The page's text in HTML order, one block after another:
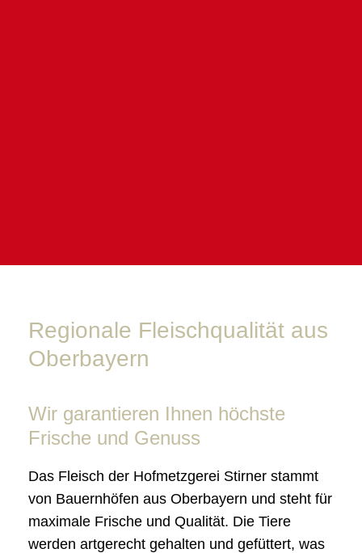
Regionale Fleischqualität aus
Oberbayern
Wir garantieren Ihnen höchste
Frische und Genuss
Das Fleisch der Hofmetzgerei Stirner stammt
von Bauernhöfen aus Oberbayern und steht für
maximale Frische und Qualität. Die Tiere
werden artgerecht gehalten und gefüttert, was